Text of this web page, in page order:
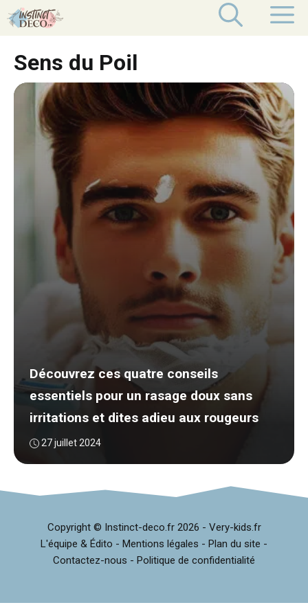
Aller
au
Sens du Poil
Découvrez ces quatre conseils
essentiels pour un rasage doux sans
irritations et dites adieu aux rougeurs
27 juillet 2024
Copyright © Instinct-deco.fr 2026 - Very-kids.fr
L'équipe & Édito - Mentions légales - Plan du site -
Contactez-nous - Politique de confidentialité